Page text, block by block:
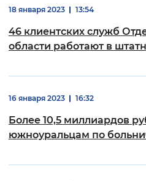
18 января 2023 13:54
46 клиентских служб
области работают в
16 января 2023 16:32
Более 10,5 миллиардов
южноуральцам по